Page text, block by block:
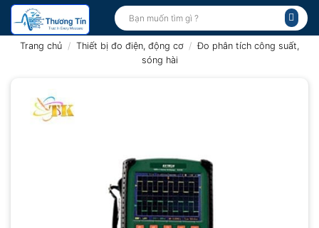
Bỏ
qua
Tìm
kiếm:
Trang chủ / Thiết bị đo điện, động cơ / Đo phân tích công suất,
sóng hài